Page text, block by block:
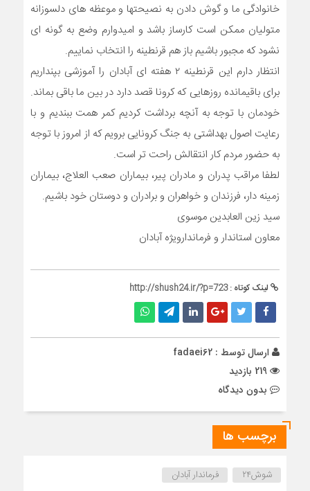
خانوادگی ما و گوش دادن به نصیحتها و موعظه های دلسوزانه
متولیان ممکن است کارساز باشد و امیدوارم وضع به گونه ای
نشود که مجبور باشیم باز هم قرنطینه را انتخاب نماییم.
انتظار دارم این قرنطینه ٢ هفته ای آبادان را آموزشی بپنداریم
برای باقیمانده روزهایی که کرونا قصد دارد در بین ما باقی بماند.
خودمان با توجه به آنچه برداشت کردیم کمر همت ببندیم و با
رعایت اصول بهداشتی به جنگ کرونایی برویم که از امروز با توجه
به حضور مردم کار انتقالش راحت تر است.
لطفا مراقب پدران و مادران پیر، بیماران صعب العلاج، بیماران
زمینه دار، فرزندان و خواهران و برادران و دوستان خود باشیم.
سید زین العابدین موسوی
معاون استاندار و فرماندارویژه آبادان
لینک کوتاه :http://shush24.ir/?p=723
ارسال توسط : fadaei62
بدون دیدگاه
برچسب ها
شوش۲۴ فرماندار آبادان